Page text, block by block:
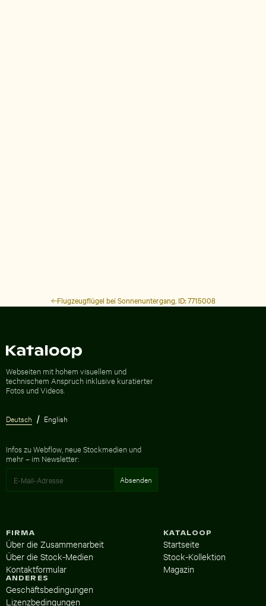
Flugzeugflügel bei Sonnenuntergang, ID: 7715008
Webseiten mit hohem visuellem und
technischem Anspruch inklusive kuratierter
Fotos und Videos.
Deutsch English
Infos zu Webflow, neue Stockmedien und
mehr – im Newsletter:
KATALOOP
Startseite
Stock-Kollektion
Magazin
FIRMA
Über die Zusammenarbeit
Über die Stock-Medien
Kontaktformular
ANDERES
Geschäftsbedingungen
Lizenzbedingungen